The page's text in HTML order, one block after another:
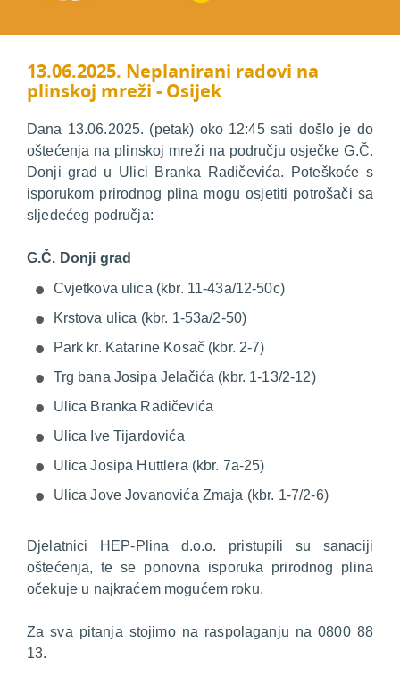
13.06.2025. Neplanirani radovi na
plinskoj mreži - Osijek
Dana 13.06.2025. (petak) oko 12:45 sati došlo je do
oštećenja na plinskoj mreži na području osječke G.Č.
Donji grad u Ulici Branka Radičevića. Poteškoće s
isporukom prirodnog plina mogu osjetiti potrošači sa
sljedećeg područja:
G.Č. Donji grad
Cvjetkova ulica (kbr. 11-43a/12-50c)
Krstova ulica (kbr. 1-53a/2-50)
Park kr. Katarine Kosač (kbr. 2-7)
Trg bana Josipa Jelačića (kbr. 1-13/2-12)
Ulica Branka Radičevića
Ulica Ive Tijardovića
Ulica Josipa Huttlera (kbr. 7a-25)
Ulica Jove Jovanovića Zmaja (kbr. 1-7/2-6)
Djelatnici HEP-Plina d.o.o. pristupili su sanaciji
oštećenja, te se ponovna isporuka prirodnog plina
očekuje u najkraćem mogućem roku.
Za sva pitanja stojimo na raspolaganju na 0800 88
13.